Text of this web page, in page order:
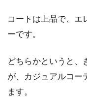
コートは上品で、エ
ーです。
どちらかというと、
が、カジュアルコー
ます。